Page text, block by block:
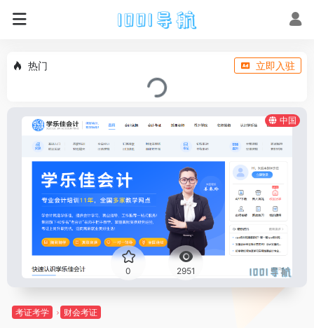
热门 立即入驻
中国
0 2951
考证考学 财会考证